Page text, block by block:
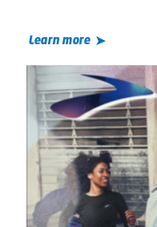
Learn more